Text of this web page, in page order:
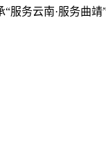
务云南·服务曲靖